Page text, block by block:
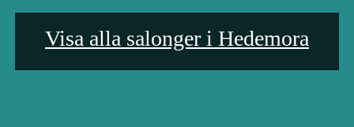
Visa alla salonger i Hedemora